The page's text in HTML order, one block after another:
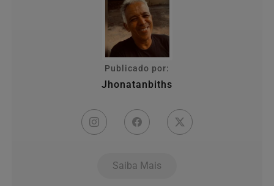
Publicado por:
Jhonatanbiths
Saiba Mais